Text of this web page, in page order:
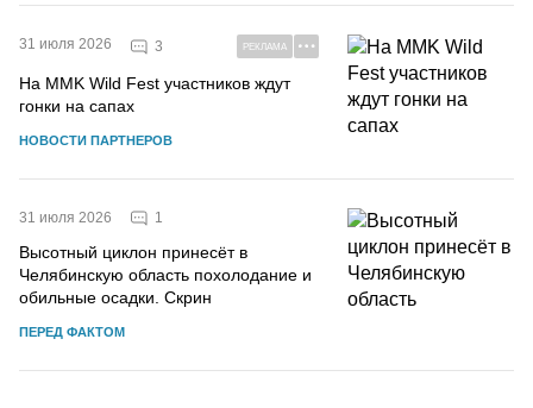
31 июля 2026 3 РЕКЛАМА
На MMK Wild Fest участников ждут
гонки на сапах
НОВОСТИ ПАРТНЕРОВ
31 июля 2026 1
Высотный циклон принесёт в
Челябинскую область похолодание и
обильные осадки. Скрин
ПЕРЕД ФАКТОМ